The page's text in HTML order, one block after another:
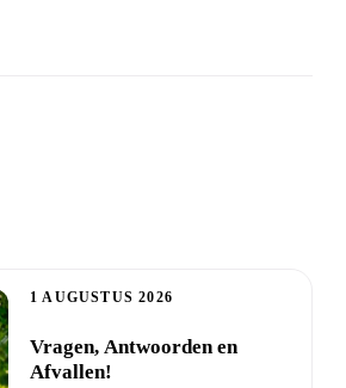
1 AUGUSTUS 2026
Vragen, Antwoorden en
Afvallen!